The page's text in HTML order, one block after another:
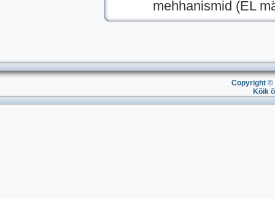
mehhanismid (EL
Copyright ©
Kõik